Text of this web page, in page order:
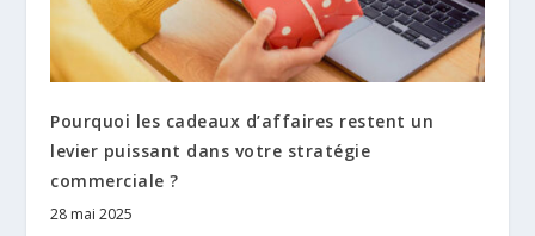
Pourquoi les cadeaux d’affaires restent un
levier puissant dans votre stratégie
commerciale ?
28 mai 2025